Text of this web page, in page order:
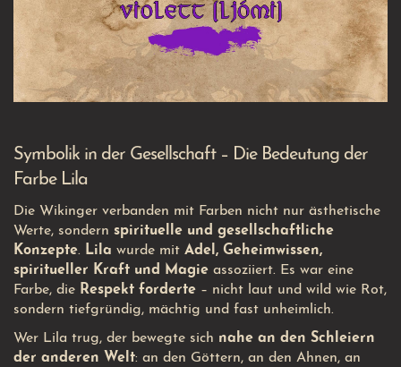
Symbolik in der Gesellschaft – Die Bedeutung der
Farbe Lila
Die Wikinger verbanden mit Farben nicht nur ästhetische
Werte, sondern spirituelle und gesellschaftliche
Konzepte. Lila wurde mit Adel, Geheimwissen,
spiritueller Kraft und Magie assoziiert. Es war eine
Farbe, die Respekt forderte – nicht laut und wild wie Rot,
sondern tiefgründig, mächtig und fast unheimlich.
Wer Lila trug, der bewegte sich nahe an den Schleiern
der anderen Welt: an den Göttern, an den Ahnen, an